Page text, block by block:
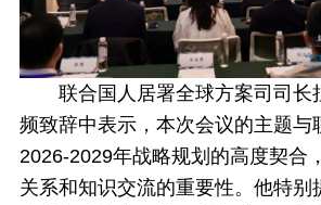
联合国人居署全球方案司司长
频致辞中表示，本次会议的主题与
2026-2029年战略规划的高度契合
关系和知识交流的重要性。他特别